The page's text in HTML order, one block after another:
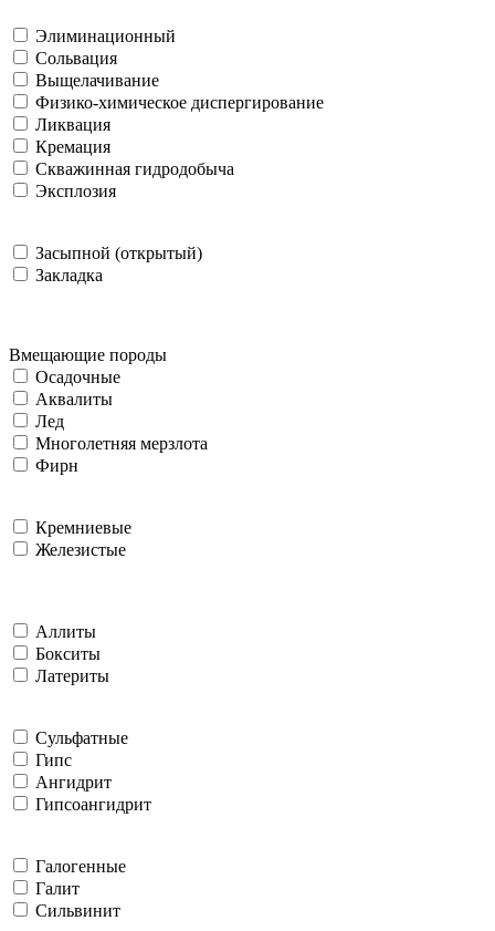
Элиминационный
Сольвация
Выщелачивание
Физико-химическое диспергирование
Ликвация
Кремация
Скважинная гидродобыча
Эксплозия
Засыпной (открытый)
Закладка
Вмещающие породы
Осадочные
Аквалиты
Лед
Многолетняя мерзлота
Фирн
Кремниевые
Железистые
Аллиты
Бокситы
Латериты
Сульфатные
Гипс
Ангидрит
Гипсоангидрит
Галогенные
Галит
Сильвинит